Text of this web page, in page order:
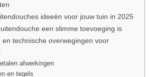
ideeën voor jouw tuin in 2025
een slimme toevoeging is
en technische overwegingen voor
afwerkingen
en tegels